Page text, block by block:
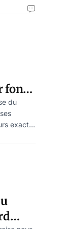
vers
et
fond
du
exacts